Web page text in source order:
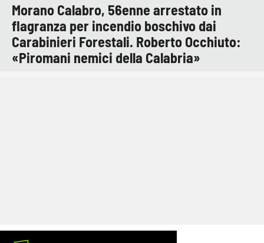
Morano Calabro, 56enne arrestato in
flagranza per incendio boschivo dai
Carabinieri Forestali. Roberto Occhiuto:
«Piromani nemici della Calabria»